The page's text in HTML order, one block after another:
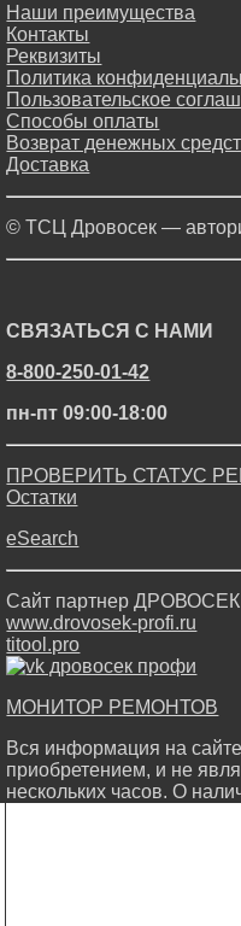
Наши преимущества
Контакты
Реквизиты
Политика
Пользовательское
Способы оплаты
Возврат денежных
Доставка
© ТСЦ Дровосек —
СВЯЗАТЬСЯ С НАМИ
8-800-250-01-42
пн-пт 09:00-18:00
ПРОВЕРИТЬ СТАТУС
Остатки
eSearch
Сайт партнер
www.drovosek-profi.ru
titool.pro
МОНИТОР РЕМОНТОВ
Вся информация на
приобретением, и не
нескольких часов. О